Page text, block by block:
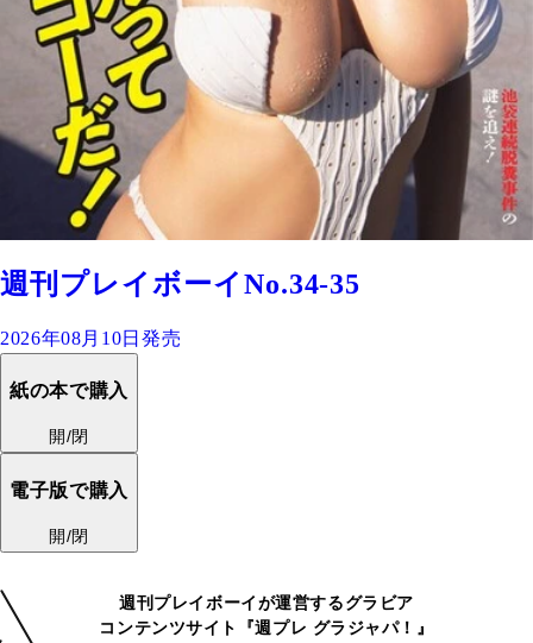
週刊プレイボーイNo.34-35
2026年08月10日発売
紙の本で購入
開/閉
電子版で購入
開/閉
週刊プレイボーイが運営するグラビア
コンテンツサイト『週プレ グラジャパ！』